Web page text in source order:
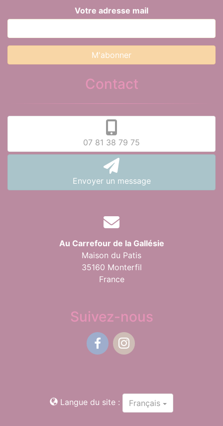
Votre adresse mail
Contact
07 81 38 79 75
Envoyer un message
Au Carrefour de la Gallésie
Maison du Patis
35160 Monterfil
France
Suivez-nous
Langue du site : Français